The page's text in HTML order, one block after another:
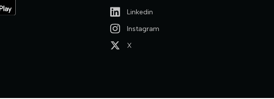
Linkedin
Instagram
X